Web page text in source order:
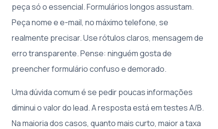
peça só o essencial. Formulários longos assustam.
Peça nome e e-mail, no máximo telefone, se
realmente precisar. Use rótulos claros, mensagem de
erro transparente. Pense: ninguém gosta de
preencher formulário confuso e demorado.
Uma dúvida comum é se pedir poucas informações
diminui o valor do lead. A resposta está em testes A/B.
Na maioria dos casos, quanto mais curto, maior a taxa